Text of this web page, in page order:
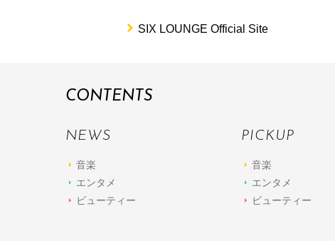
SIX LOUNGE Official Site
CONTENTS
NEWS
音楽
エンタメ
ビューティー
PICKUP
音楽
エンタメ
ビューティー